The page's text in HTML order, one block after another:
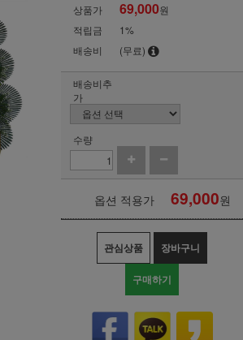
상품가 69,000원
적립금
1%
배송비
(무료)
배송비추
가
수량
옵션 적용가 69,000원
관심상품 장바구니
구매하기